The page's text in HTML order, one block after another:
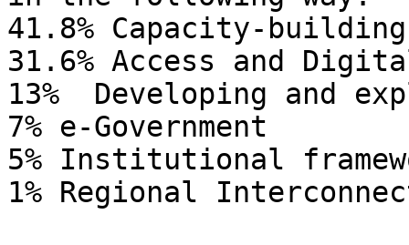
41.8% Capacity-
31.6% Access and
13%  Developing and
7% e-Government
5% Institutional
1% Regional